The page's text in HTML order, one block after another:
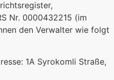
Nr. 0000432215 (im
den Verwalter wie folgt
1A Syrokomli Straße,